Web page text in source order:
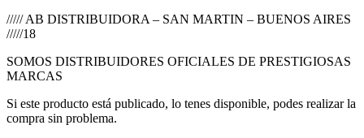
///// AB DISTRIBUIDORA – SAN MARTIN – BUENOS AIRES
/////18
SOMOS DISTRIBUIDORES OFICIALES DE PRESTIGIOSAS
MARCAS
Si este producto está publicado, lo tenes disponible, podes realizar la
compra sin problema.